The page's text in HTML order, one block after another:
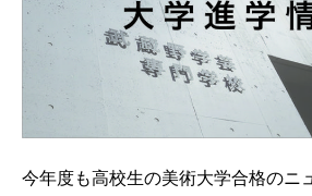
今年度も高校生の美術大学合格のニ